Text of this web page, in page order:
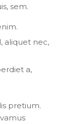
sem.
aliquet nec,
a,
pretium.